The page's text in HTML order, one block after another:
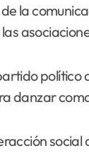
la
político
danzar